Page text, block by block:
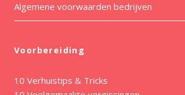
Algemene voorwaarden bedrijven
Voorbereiding
10 Verhuistips & Tricks